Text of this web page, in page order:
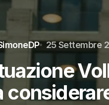
25 Settembre